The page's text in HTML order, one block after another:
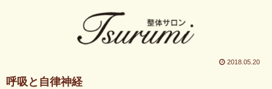
2018.05.20
呼吸と自律神経